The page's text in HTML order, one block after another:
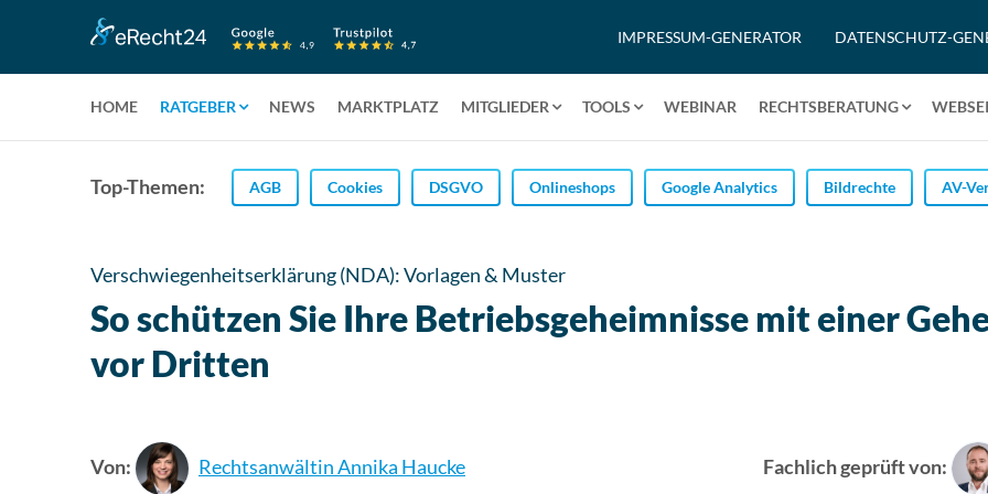
IMPRESSUM-GENERATOR DATENSCHUTZ-
HOME RATGEBER NEWS MARKTPLATZ MITGLIEDER TOOLS WEBINAR RECHTSBERATUNG
Top-Themen: AGB Cookies DSGVO Onlineshops Google Analytics Bildrechte AV-
Verschwiegenheitserklärung (NDA): Vorlagen & Muster
So schützen Sie Ihre Betriebsgeheimnisse mit einer
vor Dritten
Von: Rechtsanwältin Annika Haucke Fachlich geprüft von: